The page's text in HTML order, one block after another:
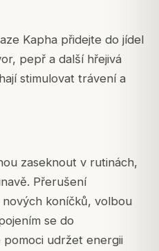
Kapha přidejte do jídel
pepř a další hřejivá
stimulovat trávení a
zaseknout v rutinách,
Přerušení
koníčků, volbou
se do
udržet energii